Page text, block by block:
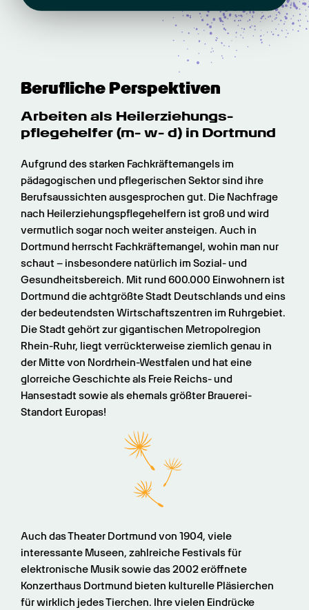
Berufliche Perspektiven
Arbeiten als Heilerziehungs­
pflegehelfer (m- w- d) in Dortmund
Aufgrund des starken Fachkräftemangels im
pädagogischen und pflegerischen Sektor sind ihre
Berufsaussichten ausgesprochen gut. Die Nachfrage
nach Heilerziehungspflegehelfern ist groß und wird
vermutlich sogar noch weiter ansteigen. Auch in
Dortmund herrscht Fachkräftemangel, wohin man nur
schaut – insbesondere natürlich im Sozial- und
Gesundheitsbereich. Mit rund 600.000 Einwohnern ist
Dortmund die achtgrößte Stadt Deutschlands und eins
der bedeutendsten Wirtschaftszentren im Ruhrgebiet.
Die Stadt gehört zur gigantischen Metropolregion
Rhein-Ruhr, liegt verrückterweise ziemlich genau in
der Mitte von Nordrhein-Westfalen und hat eine
glorreiche Geschichte als Freie Reichs- und
Hansestadt sowie als ehemals größter Brauerei-
Standort Europas!
Auch das Theater Dortmund von 1904, viele
interessante Museen, zahlreiche Festivals für
elektronische Musik sowie das 2002 eröffnete
Konzerthaus Dortmund bieten kulturelle Pläsierchen
für wirklich jedes Tierchen. Ihre vielen Eindrücke